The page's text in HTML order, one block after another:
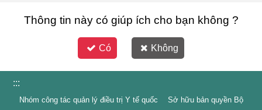
Thông tin này có giúp ích cho bạn không ?
Có Không
:::
Nhóm công tác quản lý điều trị Y tế quốc Sở hữu bản quyền Bộ